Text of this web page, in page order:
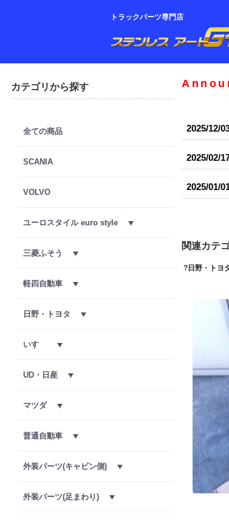
トラックパーツ専門店
カテゴリから探す
全ての商品
SCANIA
VOLVO
ユーロスタイル euro style
三菱ふそう
軽四自動車
日野・トヨタ
いすゞ
UD・日産
マツダ
普通自動車
外装パーツ(キャビン側)
外装パーツ(足まわり)
2025/12/
2025/02/
2025/01/
関連カテ
日野・トヨ